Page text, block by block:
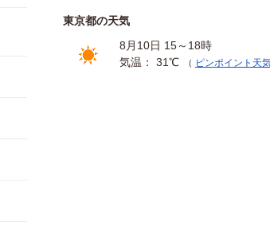
東京都の天気
8月10日 15～18時
気温： 31℃
（ ピンポイント天